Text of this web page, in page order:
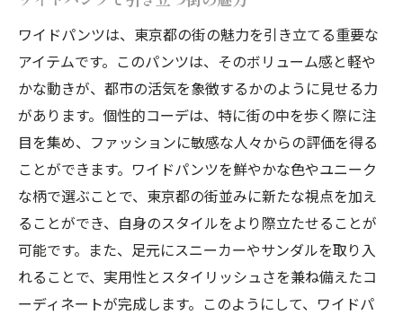
ワイドパンツは、東京都の街の魅力を引き立てる重要な
アイテムです。このパンツは、そのボリューム感と軽や
かな動きが、都市の活気を象徴するかのように見せる力
があります。個性的コーデは、特に街の中を歩く際に注
目を集め、ファッションに敏感な人々からの評価を得る
ことができます。ワイドパンツを鮮やかな色やユニーク
な柄で選ぶことで、東京都の街並みに新たな視点を加え
ることができ、自身のスタイルをより際立たせることが
可能です。また、足元にスニーカーやサンダルを取り入
れることで、実用性とスタイリッシュさを兼ね備えたコ
ーディネートが完成します。このようにして、ワイドパ